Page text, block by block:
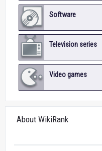
Software
Television series
Video games
About WikiRank